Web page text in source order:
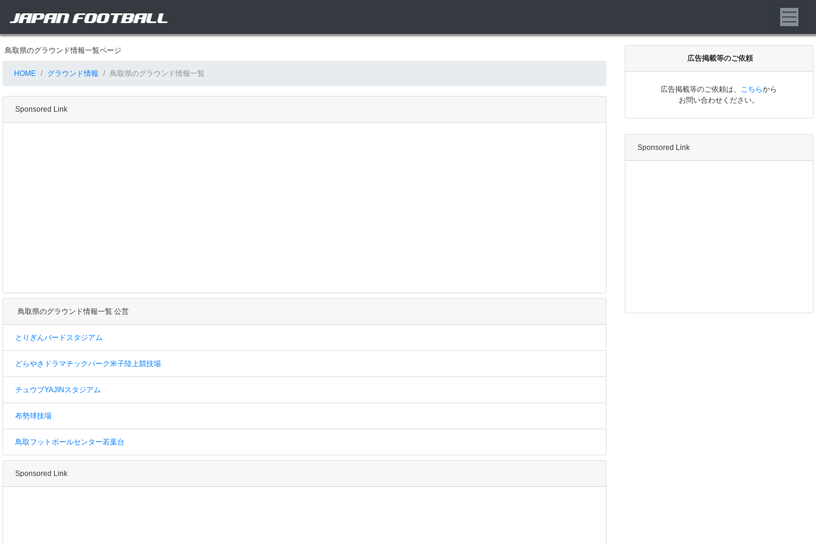
鳥取県のグラウンド情報一覧ページ
HOME グラウンド情報 鳥取県のグラウンド情報一覧
Sponsored Link
鳥取県のグラウンド情報一覧 公営
とりぎんバードスタジアム
どらやきドラマチックパーク米子陸上競技場
チュウブYAJINスタジアム
布勢球技場
鳥取フットボールセンター若葉台
Sponsored Link
広告掲載等のご依頼
広告掲載等のご依頼は、 こちらから
お問い合わせください。
Sponsored Link